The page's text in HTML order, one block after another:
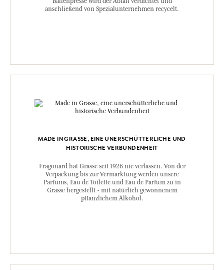
anschließend von Spezialunternehmen recycelt.
MADE IN GRASSE, EINE UNERSCHÜTTERLICHE UND
HISTORISCHE VERBUNDENHEIT
Fragonard hat Grasse seit 1926 nie verlassen. Von der
Verpackung bis zur Vermarktung werden unsere
Parfums, Eau de Toilette und Eau de Parfum zu in
Grasse hergestellt - mit natürlich gewonnenem
pflanzlichem Alkohol.